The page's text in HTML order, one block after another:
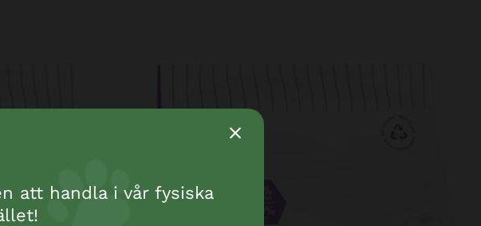
att handla i vår fysiska